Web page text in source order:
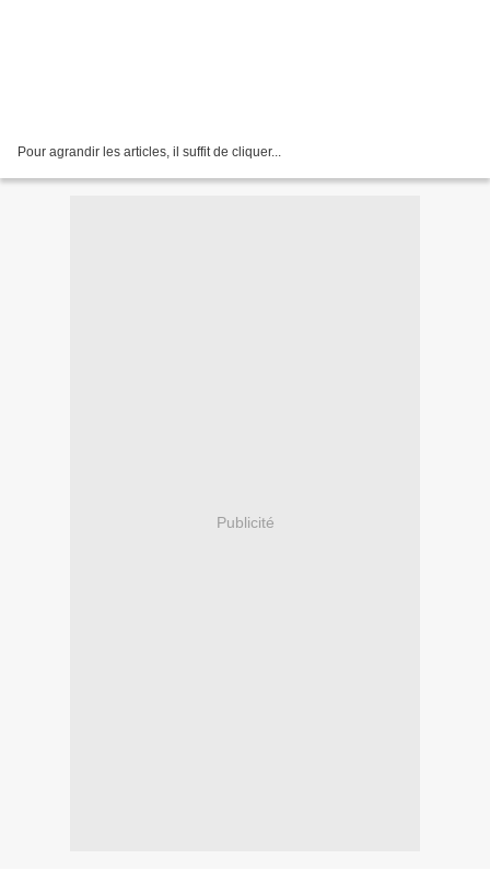
Pour agrandir les articles, il suffit de cliquer...
Publicité